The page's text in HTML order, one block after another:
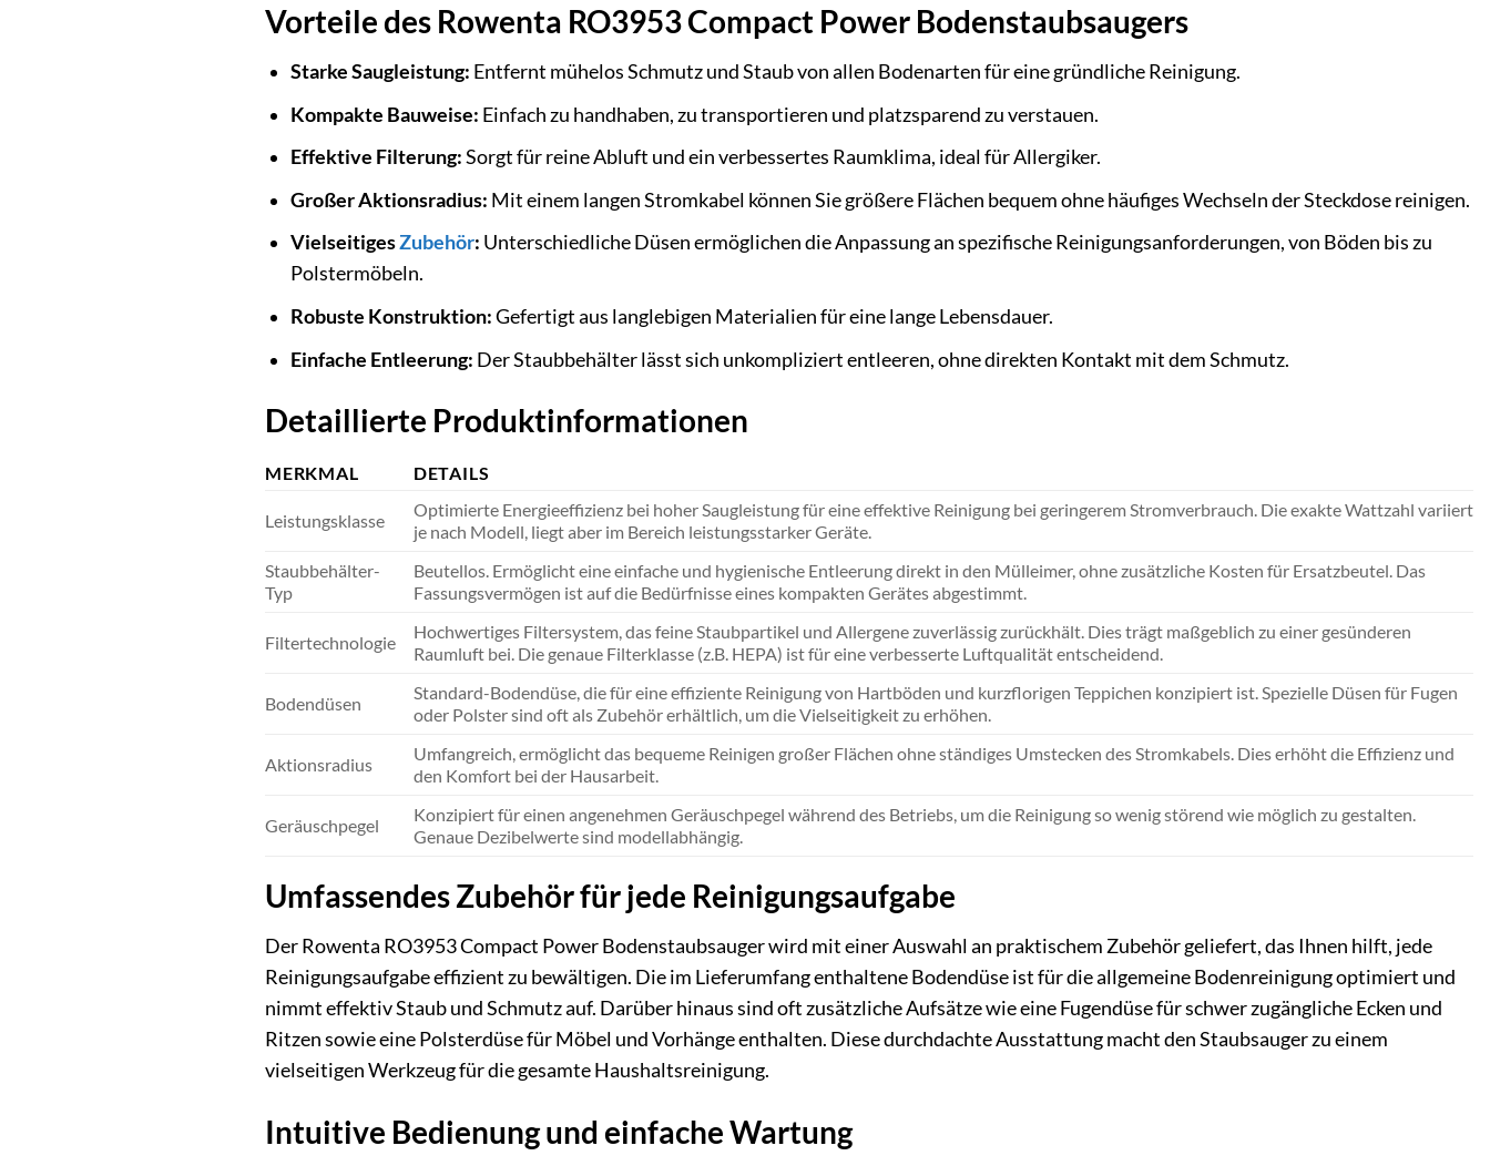
Vorteile des Rowenta RO3953 Compact Power Bodenstaubsaugers
Starke Saugleistung: Entfernt mühelos Schmutz und Staub von allen Bodenarten für eine gründliche Reinigung.
Kompakte Bauweise: Einfach zu handhaben, zu transportieren und platzsparend zu verstauen.
Effektive Filterung:Sorgt für reine Abluft und ein verbessertes Raumklima, ideal für Allergiker.
Großer Aktionsradius: Mit einem langen Stromkabel können Sie größere Flächen bequem ohne häufiges Wechseln der Steckdose reinigen.
VielseitigesZubehör: Unterschiedliche Düsen ermöglichen die Anpassung an spezifische Reinigungsanforderungen, von Böden bis zu
Polstermöbeln.
Robuste Konstruktion:Gefertigt aus langlebigen Materialien für eine lange Lebensdauer.
Einfache Entleerung: Der Staubbehälter lässt sich unkompliziert entleeren, ohne direkten Kontakt mit dem Schmutz.
Detaillierte Produktinformationen
MERKMAL DETAILS
Leistungsklasse
Optimierte Energieeffizienz bei hoher Saugleistung für eine effektive Reinigung bei geringerem Stromverbrauch. Die exakte Wattzahl variiert
je nach Modell, liegt aber im Bereich leistungsstarker Geräte.
Staubbehälter-
Typ
Beutellos. Ermöglicht eine einfache und hygienische Entleerung direkt in den Mülleimer, ohne zusätzliche Kosten für Ersatzbeutel. Das
Fassungsvermögen ist auf die Bedürfnisse eines kompakten Gerätes abgestimmt.
Filtertechnologie
Hochwertiges Filtersystem, das feine Staubpartikel und Allergene zuverlässig zurückhält. Dies trägt maßgeblich zu einer gesünderen
Raumluft bei. Die genaue Filterklasse (z.B. HEPA) ist für eine verbesserte Luftqualität entscheidend.
Bodendüsen
Standard-Bodendüse, die für eine effiziente Reinigung von Hartböden und kurzflorigen Teppichen konzipiert ist. Spezielle Düsen für Fugen
oder Polster sind oft als Zubehör erhältlich, um die Vielseitigkeit zu erhöhen.
Aktionsradius
Umfangreich, ermöglicht das bequeme Reinigen großer Flächen ohne ständiges Umstecken des Stromkabels. Dies erhöht die Effizienz und
den Komfort bei der Hausarbeit.
Geräuschpegel
Konzipiert für einen angenehmen Geräuschpegel während des Betriebs, um die Reinigung so wenig störend wie möglich zu gestalten.
Genaue Dezibelwerte sind modellabhängig.
Umfassendes Zubehör für jede Reinigungsaufgabe
Der Rowenta RO3953 Compact Power Bodenstaubsauger wird mit einer Auswahl an praktischem Zubehör geliefert, das Ihnen hilft, jede
Reinigungsaufgabe effizient zu bewältigen. Die im Lieferumfang enthaltene Bodendüse ist für die allgemeine Bodenreinigung optimiert und
nimmt effektiv Staub und Schmutz auf. Darüber hinaus sind oft zusätzliche Aufsätze wie eine Fugendüse für schwer zugängliche Ecken und
Ritzen sowie eine Polsterdüse für Möbel und Vorhänge enthalten. Diese durchdachte Ausstattung macht den Staubsauger zu einem
vielseitigen Werkzeug für die gesamte Haushaltsreinigung.
Intuitive Bedienung und einfache Wartung